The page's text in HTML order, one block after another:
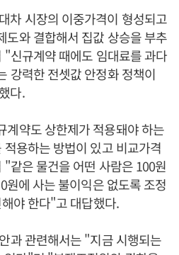
차 시장의 이중가격이 형성되고
도와 결합해서 집값 상승을 부추
신규계약 때에도 임대료를 과다
강력한 전셋값 안정화 정책이
다.
계약도 상한제가 적용돼야 하는
용하는 방법이 있고 비교가격
같은 물건을 어떤 사람은 100원
원에 사는 불이익은 없도록 조정
야 한다"고 대답했다.
과 관련해서는 "지금 시행되는